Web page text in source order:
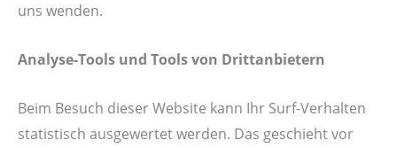
uns wenden.
Analyse-Tools und Tools von Drittanbietern
Beim Besuch dieser Website kann Ihr Surf-Verhalten
statistisch ausgewertet werden. Das geschieht vor